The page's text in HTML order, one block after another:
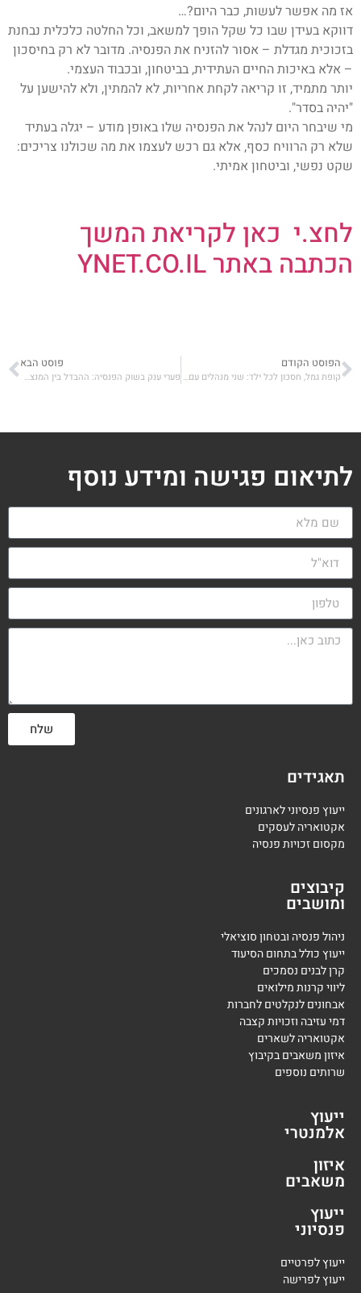
אז מה אפשר לעשות, כבר היום?…
דווקא בעידן שבו כל שקל הופך למשאב, וכל החלטה כלכלית נבחנת
בזכוכית מגדלת – אסור להזניח את הפנסיה. מדובר לא רק בחיסכון
– אלא באיכות החיים העתידית, בביטחון, ובכבוד העצמי.
יותר מתמיד, זו קריאה לקחת אחריות, לא להמתין, ולא להישען על
"יהיה בסדר".
מי שיבחר היום לנהל את הפנסיה שלו באופן מודע – יגלה בעתיד
שלא רק הרוויח כסף, אלא גם רכש לעצמו את מה שכולנו צריכים:
שקט נפשי, וביטחון אמיתי.
לחצ.י כאן לקריאת המשך
הכתבה באתר YNET.CO.IL
הפוסט הקודם
קופת גמל, חסכון לכל ילד: שני מנהלים עם מעל 100% ב 5 שנים – ליגת FUNDER הליגה של שוק ההון
פוסט הבא
פערי ענק בשוק הפנסיה: ההבדל בין המנצחת למפסידה הגיע ל-20%
לתיאום פגישה ומידע נוסף
שלח
תאגידים
ייעוץ פנסיוני לארגונים
אקטואריה לעסקים
מקסום זכויות פנסיה
קיבוצים
ומושבים
ניהול פנסיה ובטחון סוציאלי
ייעוץ כולל בתחום הסיעוד
קרן לבנים נסמכים
ליווי קרנות מילואים
אבחונים לנקלטים לחברות
דמי עזיבה וזכויות קצבה
אקטואריה לשארים
איזון משאבים בקיבוץ
שרותים נוספים
ייעוץ
אלמנטרי
איזון
משאבים
ייעוץ
פנסיוני
ייעוץ לפרטיים
ייעוץ לפרישה